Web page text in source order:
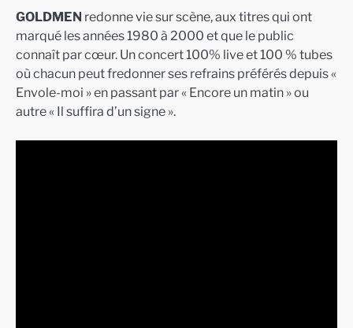
GOLDMEN redonne vie sur scène, aux titres qui ont
marqué les années 1980 à 2000 et que le public
connaît par cœur. Un concert 100% live et 100 % tubes
où chacun peut fredonner ses refrains préférés depuis «
Envole-moi » en passant par « Encore un matin » ou
autre « Il suffira d’un signe ».